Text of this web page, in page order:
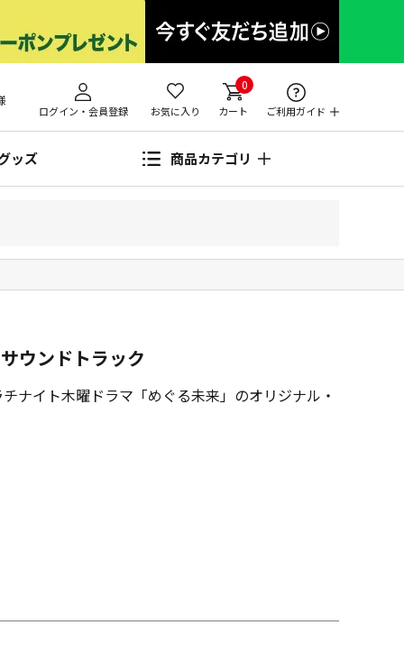
ログイン・会員登録 お気に入り
0
カート ご利用ガイド
ッズ 商品カテゴリ
ウンドトラック
ナイト木曜ドラマ「めぐる未来」のオリジナル・